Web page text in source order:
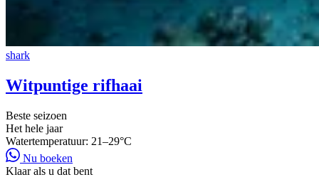
shark
Witpuntige rifhaai
Beste seizoen
Het hele jaar
Watertemperatuur: 21–29°C
Nu boeken
Klaar als u dat bent